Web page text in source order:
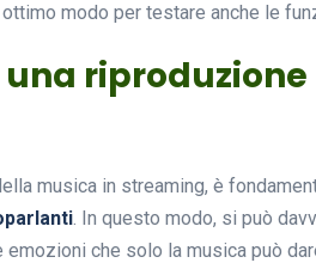
modo per testare anche le
una
musica in streaming, è
. In questo modo, si può
che solo la musica può